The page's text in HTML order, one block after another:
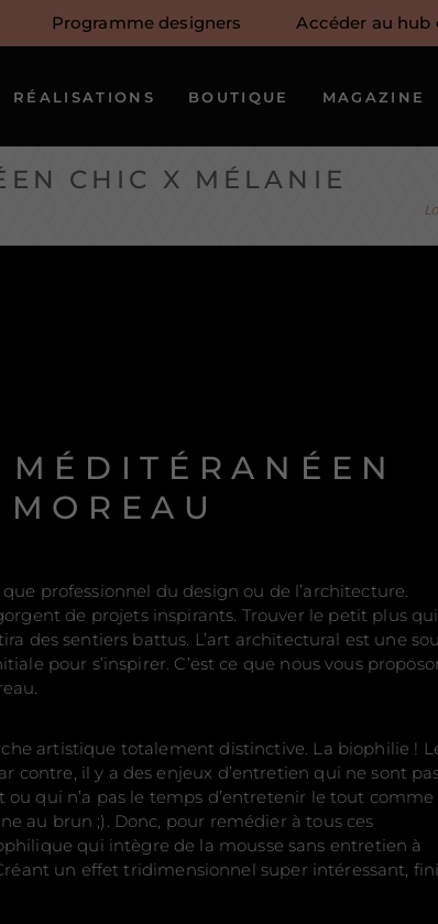
Programme designers Accéder au hub
RÉALISATIONS BOUTIQUE MAGAZINE
Notre approche
Notre équipe
Nos artistes
CHIC X MÉLANIE
professionnel du design ou de l’architecture.
de projets inspirants. Trouver le petit plus qui
des sentiers battus. L’art architectural est une
pour s’inspirer. C’est ce que nous vous
artistique totalement distinctive. La biophilie !
contre, il y a des enjeux d’entretien qui ne sont
qui n’a pas le temps d’entretenir le tout comme
au brun ;). Donc, pour remédier à tous ces
qui intègre de la mousse sans entretien à
un effet tridimensionnel super intéressant,